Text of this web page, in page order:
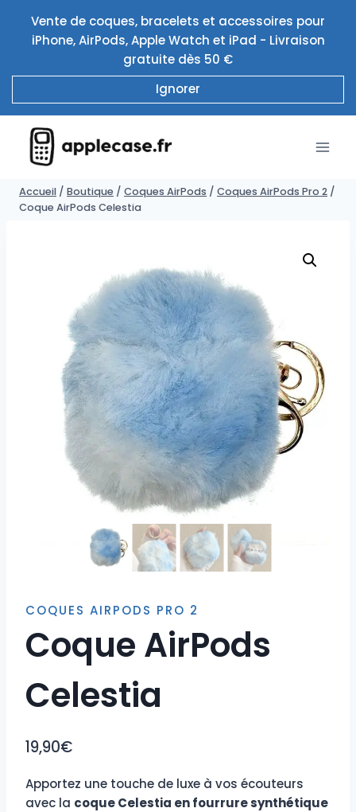
contenu
Vente de coques, bracelets et accessoires pour
iPhone, AirPods, Apple Watch et iPad - Livraison
gratuite dès 50 €
Ignorer
Accueil / Boutique / Coques AirPods / Coques AirPods Pro 2 /
Coque AirPods Celestia
COQUES AIRPODS PRO 2
Coque AirPods
Celestia
19,90€
Apportez une touche de luxe à vos écouteurs
avec la coque Celestia en fourrure synthétique